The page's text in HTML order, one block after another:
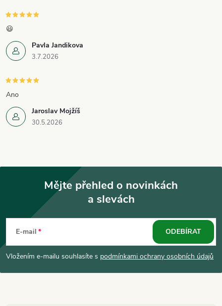
Pavla Jandikova
3.7.2026
😃
Jaroslav Mojžíš
30.5.2026
Ano
p
a
Mějte přehled o novinkách
a slevách
E-mail
Vložením e-mailu souhlasíte s podmínkami ochrany osobních údajů
ODEBÍRAT